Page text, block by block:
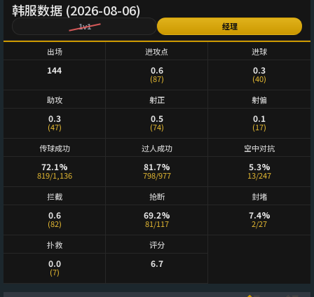
韩服数据 (2026-08-06)
1v1 经理
出场
144
进攻点
0.6
(87)
进球
0.3
(40)
助攻
0.3
(47)
射正
0.5
(74)
射偏
0.1
(17)
传球成功
72.1%
819/1,136
过人成功
81.7%
798/977
空中对抗
5.3%
13/247
拦截
0.6
(82)
抢断
69.2%
81/117
封堵
7.4%
2/27
扑救
0.0
(7)
评分
6.7